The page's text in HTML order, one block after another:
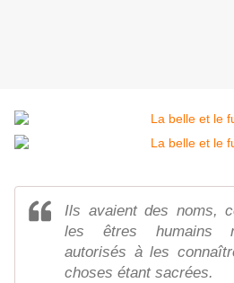
Ils avaient des noms,
les êtres humains
autorisés à les
choses étant sacrées.